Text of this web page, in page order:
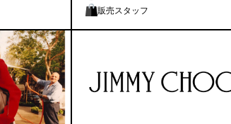
販売スタッフ